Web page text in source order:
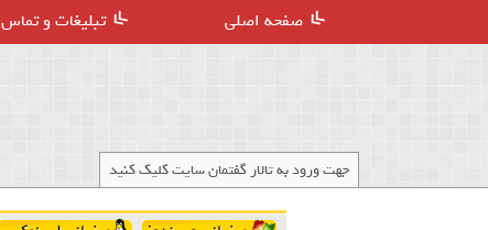
صفحه اصلی تبلیغات و تماس
جهت ورود به تالار گفتمان سایت کلیک کنید